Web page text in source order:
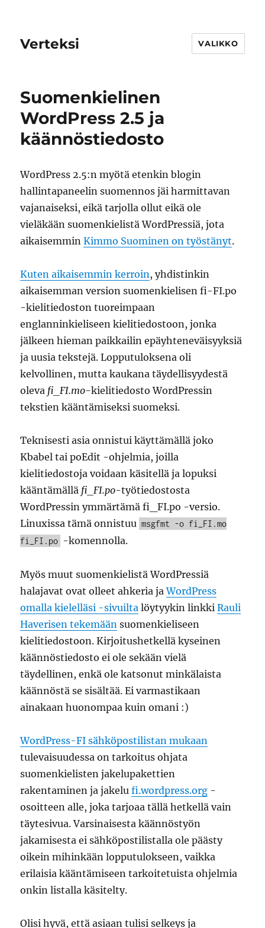
Verteksi VALIKKO
Suomenkielinen
WordPress 2.5 ja
käännöstiedosto
WordPress 2.5:n myötä etenkin blogin
hallintapaneelin suomennos jäi harmittavan
vajanaiseksi, eikä tarjolla ollut eikä ole
vieläkään suomenkielistä WordPressiä, jota
aikaisemminKimmo Suominen on työstänyt.
Kuten aikaisemmin kerroin, yhdistinkin
aikaisemman version suomenkielisen fi-FI.po
-kielitiedoston tuoreimpaan
englanninkieliseen kielitiedostoon, jonka
jälkeen hieman paikkailin epäyhteneväisyyksiä
ja uusia tekstejä. Lopputuloksena oli
kelvollinen, mutta kaukana täydellisyydestä
oleva fi_FI.mo-kielitiedosto WordPressin
tekstien kääntämiseksi suomeksi.
Teknisesti asia onnistui käyttämällä joko
Kbabel tai poEdit -ohjelmia, joilla
kielitiedostoja voidaan käsitellä ja lopuksi
kääntämällä fi_FI.po-työtiedostosta
WordPressin ymmärtämä fi_FI.po -versio.
Linuxissa tämä onnistuu msgfmt -o fi_FI.mo
fi_FI.po -komennolla.
Myös muut suomenkielistä WordPressiä
halajavat ovat olleet ahkeria jaWordPress
omalla kielelläsi -sivuilta löytyykin linkkiRauli
Haverisen tekemään suomenkieliseen
kielitiedostoon. Kirjoitushetkellä kyseinen
käännöstiedosto ei ole sekään vielä
täydellinen, enkä ole katsonut minkälaista
käännöstä se sisältää. Ei varmastikaan
ainakaan huonompaa kuin omani :)
WordPress-FI sähköpostilistan mukaan
tulevaisuudessa on tarkoitus ohjata
suomenkielisten jakelupakettien
rakentaminen ja jakelufi.wordpress.org -
osoitteen alle, joka tarjoaa tällä hetkellä vain
täytesivua. Varsinaisesta käännöstyön
jakamisesta ei sähköpostilistalla ole päästy
oikein mihinkään lopputulokseen, vaikka
erilaisia kääntämiseen tarkoitetuista ohjelmia
onkin listalla käsitelty.
Olisi hyvä, että asiaan tulisi selkeys ja